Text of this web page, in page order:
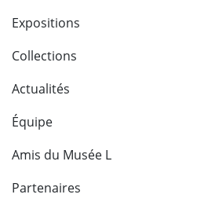
Expositions
Collections
Actualités
Équipe
Amis du Musée L
Partenaires